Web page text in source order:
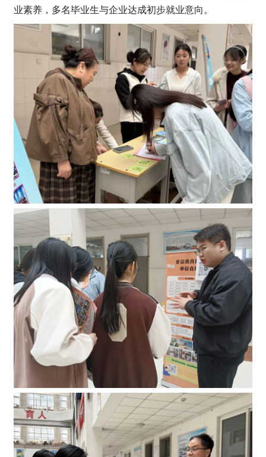
业素养，多名毕业生与企业达成初步就业意向。